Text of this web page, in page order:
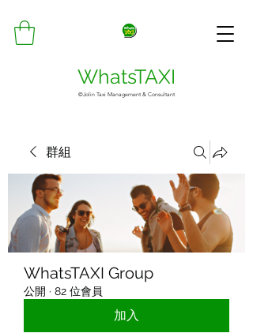
WhatsTAXI
©Jolin Taxi Management & Consultant
群組
WhatsTAXI Group
公開 · 82 位會員
加入